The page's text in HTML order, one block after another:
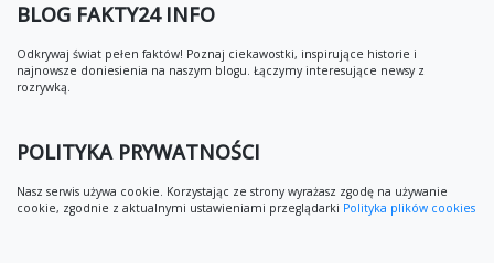
BLOG FAKTY24 INFO
Odkrywaj świat pełen faktów! Poznaj ciekawostki, inspirujące historie i
najnowsze doniesienia na naszym blogu. Łączymy interesujące newsy z
rozrywką.
POLITYKA PRYWATNOŚCI
Nasz serwis używa cookie. Korzystając ze strony wyrażasz zgodę na używanie
cookie, zgodnie z aktualnymi ustawieniami przeglądarki Polityka plików cookies